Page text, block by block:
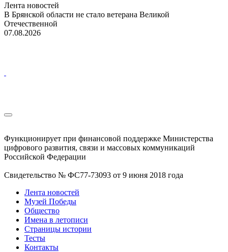
Лента новостей
В Брянской области не стало ветерана Великой
Отечественной
07.08.2026
Функционирует при финансовой поддержке Министерства
цифрового развития, связи и массовых коммуникаций
Российской Федерации
Свидетельство № ФС77-73093 от 9 июня 2018 года
Лента новостей
Музей Победы
Общество
Имена в летописи
Страницы истории
Тесты
Контакты